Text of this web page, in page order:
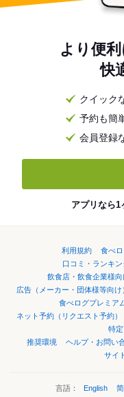
より便
快
クイック
予約も簡
会員登録
アプリなら1
利用規約 食べ
口コミ・ランキ
飲食店・飲食企業様向
広告（メーカー・団体様等向け
食べログプレミア
ネット予約（リクエスト予約）
特
推奨環境
ヘルプ・お問い
サイ
言語： English